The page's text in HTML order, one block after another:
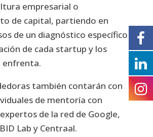
empresarial o
de capital, partiendo en
de un diagnóstico específico
de cada startup y los
enfrenta.
también contarán con
de mentoría con
de la red de Google,
Lab y Centraal.